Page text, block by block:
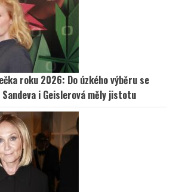
roku 2026: Do úzkého výběru se
i Geislerová měly jistotu